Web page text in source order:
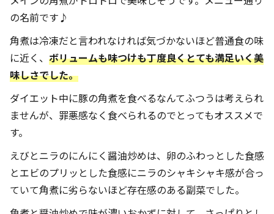
の名前です♪
角煮は冷凍だと言われなければ気づかないほど普通食の味
に近く、 ボリュームも味つけも丁度良くとても満足いく美
味しさでした。
ダイエット中に豚の角煮を食べるなんてふつうは考えられ
ませんが、罪悪感なく食べられるのでとってもオススメで
す。
えびとニラのにんにく醤油炒めは、卵のふわっとした食感
とエビのプリッとした食感にニラのシャキシャキ感が合っ
ていて角煮に劣らないほど存在感のある副菜でした。